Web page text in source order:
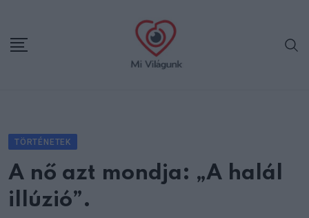
content
TÖRTÉNETEK
A nő azt mondja: „A halál
illúzió”.